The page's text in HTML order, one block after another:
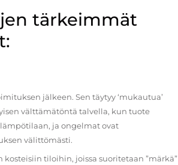
tärkeimmät
jälkeen. Sen täytyy ‘mukautua’
välttämätöntä talvella, kun tuote
ja ongelmat ovat
välittömästi.
tiloihin, joissa suoritetaan ”märkä”